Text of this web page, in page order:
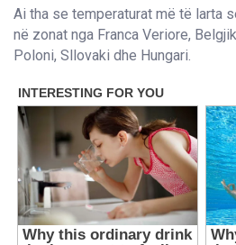
Ai tha se temperaturat më të larta
në zonat nga Franca Veriore,
Poloni, Sllovaki dhe Hungari.